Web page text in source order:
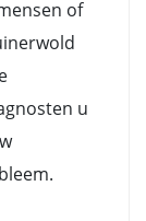
of
u